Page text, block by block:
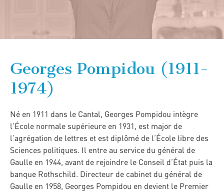
Georges Pompidou (1911-
1974)
Né en 1911 dans le Cantal, Georges Pompidou intègre
l’École normale supérieure en 1931, est major de
l’agrégation de lettres et est diplômé de l’École libre des
Sciences politiques. Il entre au service du général de
Gaulle en 1944, avant de rejoindre le Conseil d’État puis la
banque Rothschild. Directeur de cabinet du général de
Gaulle en 1958, Georges Pompidou en devient le Premier